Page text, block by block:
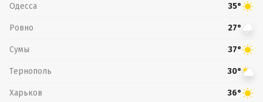
Одесса 35°
Ровно 27°
Сумы 37°
Тернополь 30°
Харьков 36°